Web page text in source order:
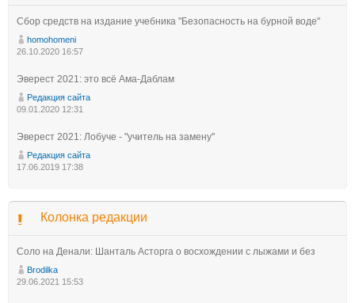
Сбор средств на издание учебника "Безопасность на бурной воде"
homohomeni
26.10.2020 16:57
Эверест 2021: это всё Ама-Даблам
Редакция сайта
09.01.2020 12:31
Эверест 2021: Лобуче - "учитель на замену"
Редакция сайта
17.06.2019 17:38
Колонка редакции
Соло на Денали: Шанталь Асторга о восхождении с лыжами и без
Brodilka
29.06.2021 15:53